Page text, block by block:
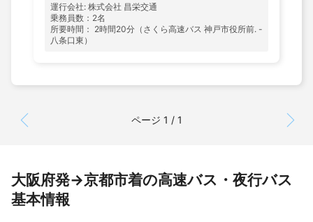
運行会社: 株式会社 昌栄交通
乗務員数：2名
所要時間： 2時間20分（さくら高速バス 神戸市役所前. -
八条口東）
ページ 1 / 1
大阪府発→京都市着の高速バス・夜行バス
基本情報